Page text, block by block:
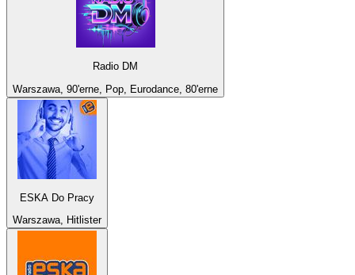
Radio DM
Warszawa, 90'erne, Pop, Eurodance, 80'erne
ESKA Do Pracy
Warszawa, Hitlister